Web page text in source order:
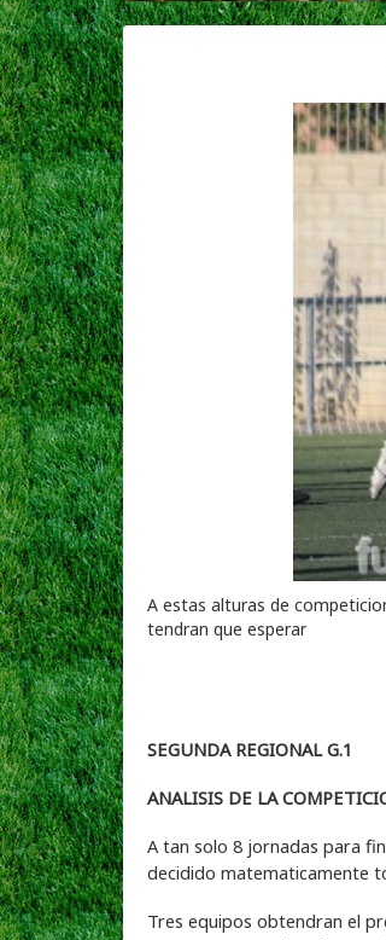
A estas alturas de
tendran que esperar
SEGUNDA REGIONAL G.1
ANALISIS DE LA
A tan solo 8 jornadas para
decidido matematicamente
Tres equipos obtendran el